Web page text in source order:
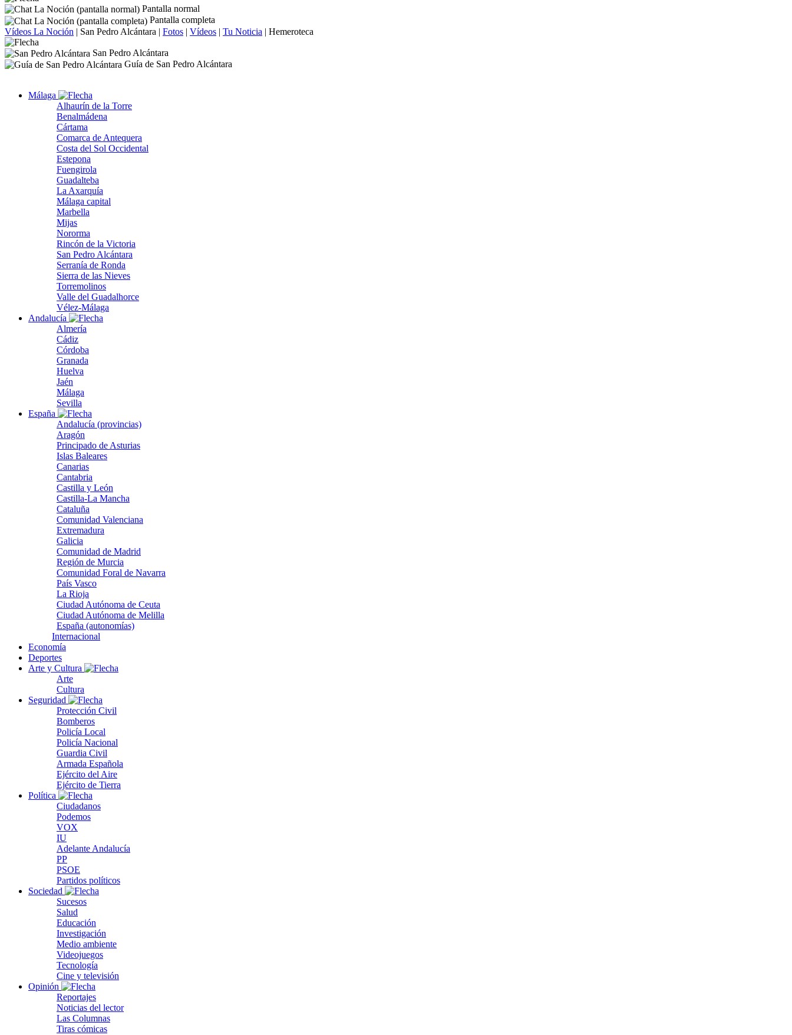
Pantalla normal
Pantalla completa
Vídeos La Noción | San Pedro Alcántara | Fotos | Vídeos | Tu Noticia | Hemeroteca
San Pedro Alcántara
Guía de San Pedro Alcántara
Málaga
Alhaurín de la Torre
Benalmádena
Cártama
Comarca de Antequera
Costa del Sol Occidental
Estepona
Fuengirola
Guadalteba
La Axarquía
Málaga capital
Marbella
Mijas
Nororma
Rincón de la Victoria
San Pedro Alcántara
Serranía de Ronda
Sierra de las Nieves
Torremolinos
Valle del Guadalhorce
Vélez-Málaga
Andalucía
Almería
Cádiz
Córdoba
Granada
Huelva
Jaén
Málaga
Sevilla
España
Andalucía (provincias)
Aragón
Principado de Asturias
Islas Baleares
Canarias
Cantabria
Castilla y León
Castilla-La Mancha
Cataluña
Comunidad Valenciana
Extremadura
Galicia
Comunidad de Madrid
Región de Murcia
Comunidad Foral de Navarra
País Vasco
La Rioja
Ciudad Autónoma de Ceuta
Ciudad Autónoma de Melilla
España (autonomías)
Internacional
Economía
Deportes
Arte y Cultura
Arte
Cultura
Seguridad
Protección Civil
Bomberos
Policía Local
Policía Nacional
Guardia Civil
Armada Española
Ejército del Aire
Ejército de Tierra
Política
Ciudadanos
Podemos
VOX
IU
Adelante Andalucía
PP
PSOE
Partidos políticos
Sociedad
Sucesos
Salud
Educación
Investigación
Medio ambiente
Videojuegos
Tecnología
Cine y televisión
Opinión
Reportajes
Noticias del lector
Las Columnas
Tiras cómicas